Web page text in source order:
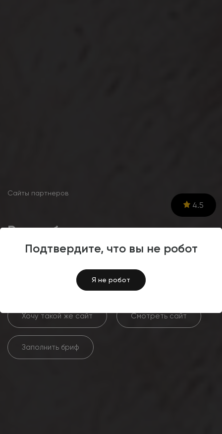
Подтвердите, что вы не робот
Я не робот
Сайты партнеров
Разработка интернет-
магазина товаров для дома
Хочу такой же сайт Смотреть сайт
Заполнить бриф
4.5